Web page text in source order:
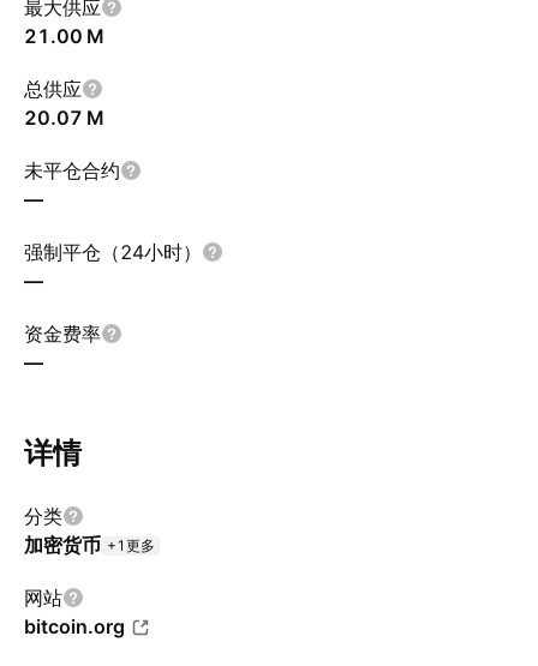
最大供应
‪21.00 M‬
总供应
‪20.07 M‬
未平仓合约
—
强制平仓（24小时）
—
资金费率
—
详情
分类
加密货币 +1更多
网站
bitcoin.org